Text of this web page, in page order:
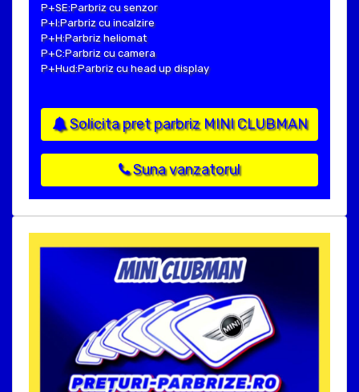
P+SE:Parbriz cu senzor
P+I:Parbriz cu incalzire
P+H:Parbriz heliomat
P+C:Parbriz cu camera
P+Hud:Parbriz cu head up display
Solicita pret parbriz MINI CLUBMAN
Suna vanzatorul